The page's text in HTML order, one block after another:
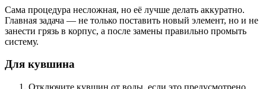
Сама процедура несложная, но её лучше делать аккуратно.
Главная задача — не только поставить новый элемент, но и не
занести грязь в корпус, а после замены правильно промыть
систему.
Для кувшина
Отключите кувшин от воды, если это предусмотрено